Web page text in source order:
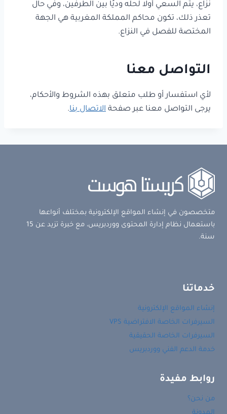
نزاع، يتم السعي أولا لحله وديًا بين الطرفين، وفي حال
تعذر ذلك، تكون محاكم المملكة المغربية هي الجهة
المختصة للفصل في النزاع.
التواصل معنا
لأي استفسار أو طلب متعلق بهذه الشروط والأحكام،
يرجى التواصل معنا عبر صفحة الاتصال بنا.
متخصصون في إنشاء المواقع الإلكترونية بمختلف أنواعها
باستعمال نظام إدارة المحتوى ووردبريس، مع خبرة تزيد عن 15
سنة.
خدماتنا
إنشاء المواقع الإلكترونية
السيرفرات الخاصة الافتراضية VPS
السيرفرات الخاصة الحقيقية
خدمة الدعم الفني ووردبريس
روابط مفيدة
من نحن؟
المدونة